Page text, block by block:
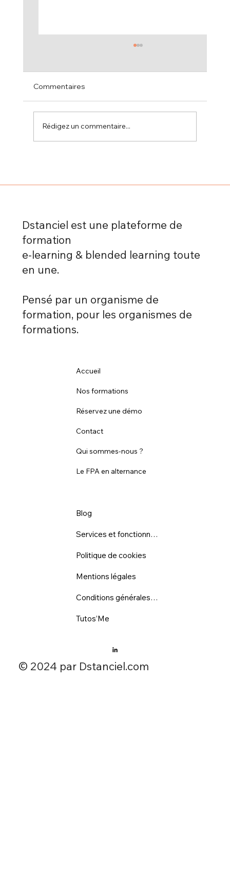
Commentaires
Rédigez un commentaire...
​© 2024 par Dstanciel.com
Blog
Services et fonctionnalités
Politique de cookies
Mentions légales
Conditions générales d'utilisation
Tutos’Me
Accueil
Nos formations
Réservez une démo
Contact
Qui sommes-nous ?
Le FPA en alternance
Dstanciel est une plateforme de
formation
e-learning & blended learning toute
en une.
Pensé par un organisme de
formation, pour les organismes de
formations.